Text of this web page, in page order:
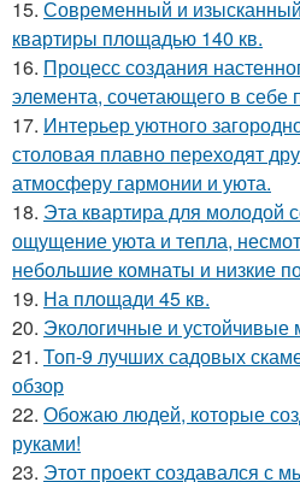
15. Современный и
квартиры площадью 140 кв.
16. Процесс создания
элемента, сочетающего в себе
17. Интерьер уютного
столовая плавно переходят
атмосферу гармонии и уюта.
18. Эта квартира для молодой
ощущение уюта и тепла,
небольшие комнаты и низкие
19. На площади 45 кв.
20. Экологичные и устойчивые
21. Топ-9 лучших садовых
обзор
22. Обожаю людей, которые
руками!
23. Этот проект создавался с